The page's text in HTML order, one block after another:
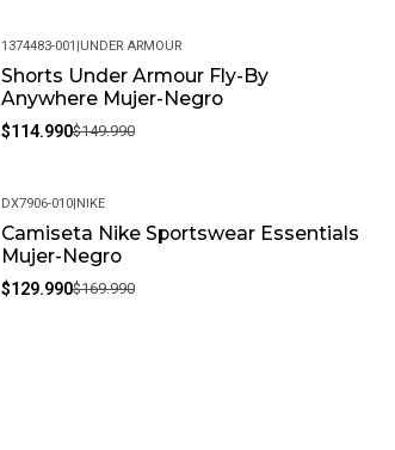
-23%
1374483-001 |UNDER ARMOUR
Shorts Under Armour Fly-By
Anywhere Mujer-Negro
$114.990$149.990
-24%
DX7906-010|NIKE
Camiseta Nike Sportswear Essentials
Mujer-Negro
$129.990$169.990